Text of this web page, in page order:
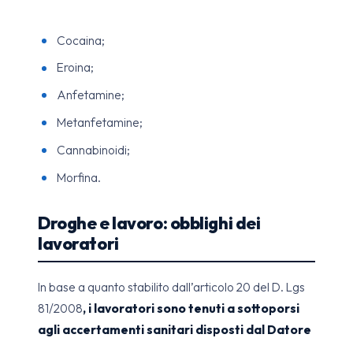
Cocaina;
Eroina;
Anfetamine;
Metanfetamine;
Cannabinoidi;
Morfina.
Droghe e lavoro: obblighi dei
lavoratori
In base a quanto stabilito dall’articolo 20 del D. Lgs
81/2008, i lavoratori sono tenuti a sottoporsi
agli accertamenti sanitari disposti dal Datore